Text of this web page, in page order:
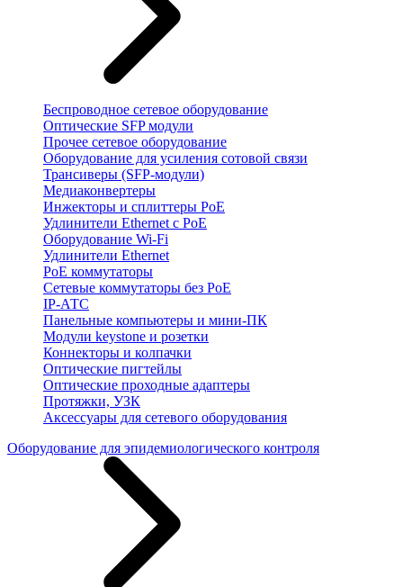
Беспроводное сетевое оборудование
Оптические SFP модули
Прочее сетевое оборудование
Оборудование для усиления сотовой связи
Трансиверы (SFP-модули)
Медиаконвертеры
Инжекторы и сплиттеры PoE
Удлинители Ethernet с PoE
Оборудование Wi-Fi
Удлинители Ethernet
PoE коммутаторы
Сетевые коммутаторы без PoE
IP-АТС
Панельные компьютеры и мини-ПК
Модули keystone и розетки
Коннекторы и колпачки
Оптические пигтейлы
Оптические проходные адаптеры
Протяжки, УЗК
Аксессуары для сетевого оборудования
Оборудование для эпидемиологического контроля